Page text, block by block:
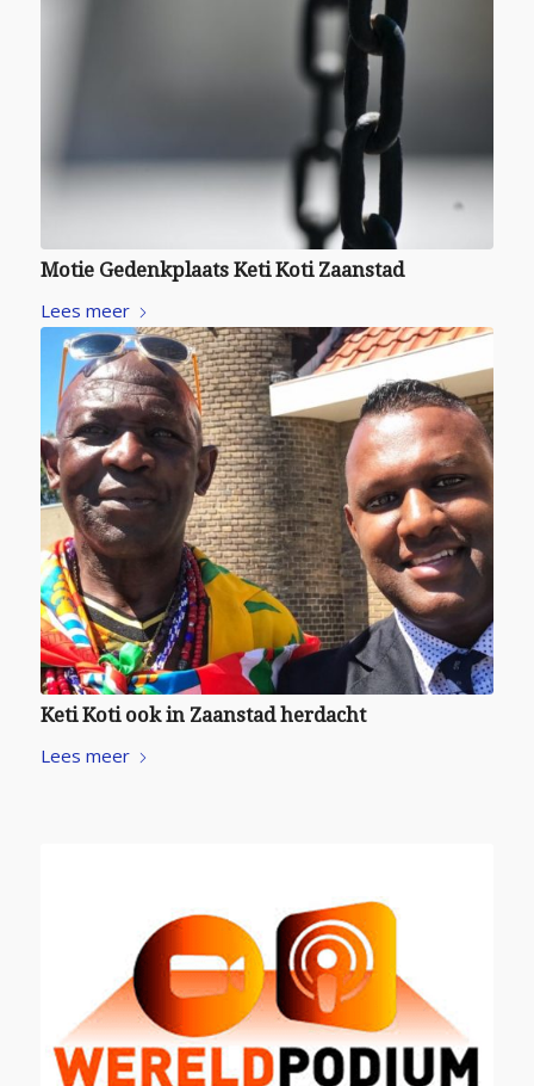
Motie Gedenk­plaats Keti Koti Zaanstad
Lees meer
Keti Koti ook in Zaanstad herdacht
Lees meer